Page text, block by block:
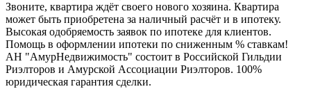
Звоните, квартира ждёт своего нового хозяина. Квартира
может быть приобретена за наличный расчёт и в ипотеку.
Высокая одобряемость заявок по ипотеке для клиентов.
Помощь в оформлении ипотеки по сниженным % ставкам!
АН "АмурНедвижимость" состоит в Российской Гильдии
Риэлторов и Амурской Ассоциации Риэлторов. 100%
юридическая гарантия сделки.